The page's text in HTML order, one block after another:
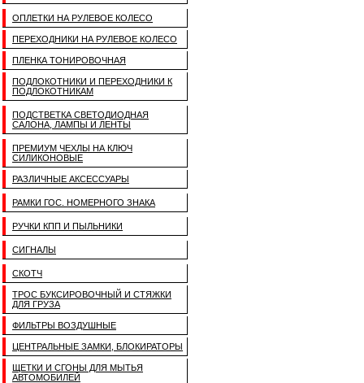
ОПЛЕТКИ НА РУЛЕВОЕ КОЛЕСО
ПЕРЕХОДНИКИ НА РУЛЕВОЕ КОЛЕСО
ПЛЕНКА ТОНИРОВОЧНАЯ
ПОДЛОКОТНИКИ И ПЕРЕХОДНИКИ К
ПОДЛОКОТНИКАМ
ПОДСТВЕТКА СВЕТОДИОДНАЯ
САЛОНА, ЛАМПЫ И ЛЕНТЫ
ПРЕМИУМ ЧЕХЛЫ НА КЛЮЧ
СИЛИКОНОВЫЕ
РАЗЛИЧНЫЕ АКСЕССУАРЫ
РАМКИ ГОС. НОМЕРНОГО ЗНАКА
РУЧКИ КПП И ПЫЛЬНИКИ
СИГНАЛЫ
СКОТЧ
ТРОС БУКСИРОВОЧНЫЙ И СТЯЖКИ
ДЛЯ ГРУЗА
ФИЛЬТРЫ ВОЗДУШНЫЕ
ЦЕНТРАЛЬНЫЕ ЗАМКИ, БЛОКИРАТОРЫ
ЩЕТКИ И СГОНЫ ДЛЯ МЫТЬЯ
АВТОМОБИЛЕЙ